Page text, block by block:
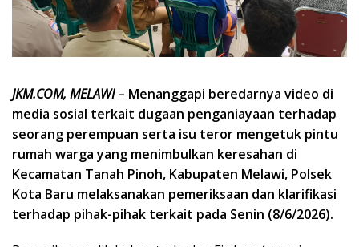
JKM.COM, MELAWI– Menanggapi beredarnya video di
media sosial terkait dugaan penganiayaan terhadap
seorang perempuan serta isu teror mengetuk pintu
rumah warga yang menimbulkan keresahan di
Kecamatan Tanah Pinoh, Kabupaten Melawi, Polsek
Kota Baru melaksanakan pemeriksaan dan klarifikasi
terhadap pihak-pihak terkait pada Senin (8/6/2026).